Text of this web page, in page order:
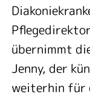
übernimmt
Jenny, der
weiterhin für